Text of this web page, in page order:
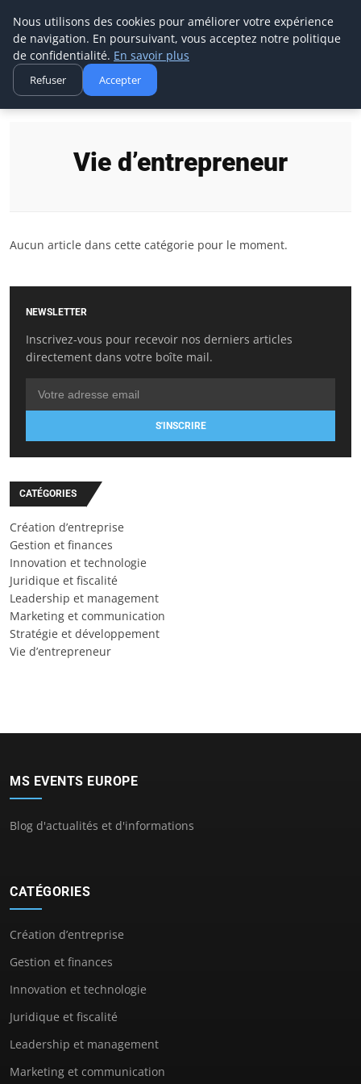
Ms Events Europe
Accueil Vie d’entrepreneur
Vie d’entrepreneur
Aucun article dans cette catégorie pour le moment.
NEWSLETTER
Inscrivez-vous pour recevoir nos derniers articles
directement dans votre boîte mail.
S'INSCRIRE
CATÉGORIES
Création d’entreprise
Gestion et finances
Innovation et technologie
Juridique et fiscalité
Leadership et management
Marketing et communication
Stratégie et développement
Vie d’entrepreneur
MS EVENTS EUROPE
Blog d'actualités et d'informations
CATÉGORIES
Création d’entreprise
Gestion et finances
Innovation et technologie
Juridique et fiscalité
Leadership et management
Marketing et communication
Nous utilisons des cookies pour améliorer votre expérience
de navigation. En poursuivant, vous acceptez notre politique
de confidentialité. En savoir plus
Refuser Accepter